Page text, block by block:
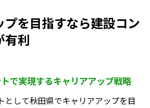
ルタントとゼネコンのキャリア
る建設コンサルタントの優位性
ルタント選択で重視すべきポイ
プを目指すなら建設コン
有利
で実現するキャリアアップ戦略
として秋田県でキャリアアップを目